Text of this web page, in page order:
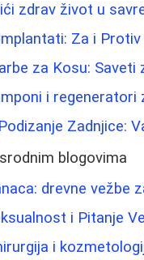
zdrav život u
Za i
za Kosu: Saveti
i regeneratori
Zadnjice:
blogovima
drevne vežbe
i Pitanje
i